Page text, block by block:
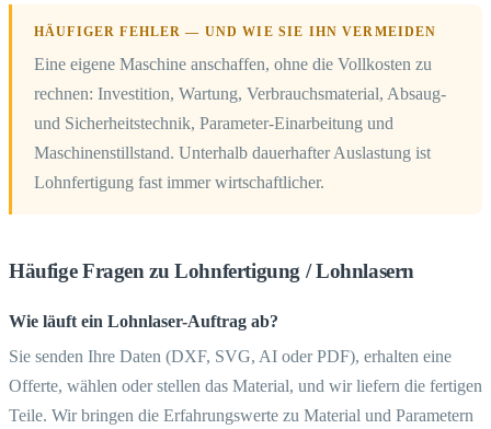
HÄUFIGER FEHLER — UND WIE SIE IHN VERMEIDEN
Eine eigene Maschine anschaffen, ohne die Vollkosten zu
rechnen: Investition, Wartung, Verbrauchsmaterial, Absaug-
und Sicherheitstechnik, Parameter-Einarbeitung und
Maschinenstillstand. Unterhalb dauerhafter Auslastung ist
Lohnfertigung fast immer wirtschaftlicher.
Häufige Fragen zu Lohnfertigung / Lohnlasern
Wie läuft ein Lohnlaser-Auftrag ab?
Sie senden Ihre Daten (DXF, SVG, AI oder PDF), erhalten eine
Offerte, wählen oder stellen das Material, und wir liefern die fertigen
Teile. Wir bringen die Erfahrungswerte zu Material und Parametern